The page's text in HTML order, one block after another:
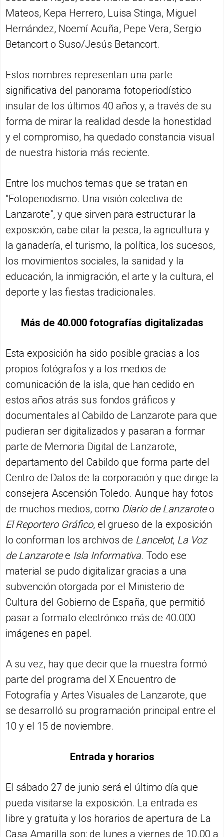
Mateos, Kepa Herrero, Luisa Stinga, Miguel
Hernández, Noemí Acuña, Pepe Vera, Sergio
Betancort o Suso/Jesús Betancort.
Estos nombres representan una parte
significativa del panorama fotoperiodístico
insular de los últimos 40 años y, a través de su
forma de mirar la realidad desde la honestidad
y el compromiso, ha quedado constancia visual
de nuestra historia más reciente.
Entre los muchos temas que se tratan en
"Fotoperiodismo. Una visión colectiva de
Lanzarote", y que sirven para estructurar la
exposición, cabe citar la pesca, la agricultura y
la ganadería, el turismo, la política, los sucesos,
los movimientos sociales, la sanidad y la
educación, la inmigración, el arte y la cultura, el
deporte y las fiestas tradicionales.
Más de 40.000 fotografías digitalizadas
Esta exposición ha sido posible gracias a los
propios fotógrafos y a los medios de
comunicación de la isla, que han cedido en
estos años atrás sus fondos gráficos y
documentales al Cabildo de Lanzarote para que
pudieran ser digitalizados y pasaran a formar
parte de Memoria Digital de Lanzarote,
departamento del Cabildo que forma parte del
Centro de Datos de la corporación y que dirige la
consejera Ascensión Toledo. Aunque hay fotos
de muchos medios, como Diario de Lanzaroteo
El Reportero Gráfico, el grueso de la exposición
lo conforman los archivos de Lancelot, La Voz
de Lanzarotee Isla Informativa. Todo ese
material se pudo digitalizar gracias a una
subvención otorgada por el Ministerio de
Cultura del Gobierno de España, que permitió
pasar a formato electrónico más de 40.000
imágenes en papel.
A su vez, hay que decir que la muestra formó
parte del programa del X Encuentro de
Fotografía y Artes Visuales de Lanzarote, que
se desarrolló su programación principal entre el
10 y el 15 de noviembre.
Entrada y horarios
El sábado 27 de junio será el último día que
pueda visitarse la exposición. La entrada es
libre y gratuita y los horarios de apertura de La
Casa Amarilla son: de lunes a viernes de 10.00 a